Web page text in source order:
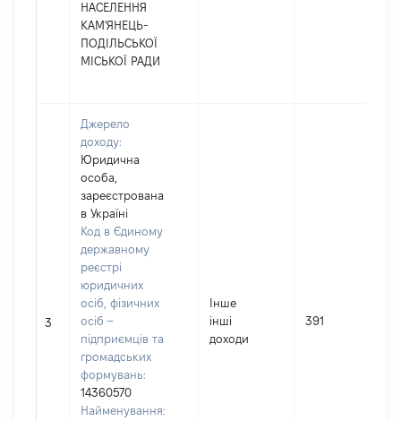
НАСЕЛЕННЯ
КАМ'ЯНЕЦЬ-
ПОДІЛЬСЬКОЇ
МІСЬКОЇ РАДИ
3
Джерело
доходу:
Юридична
особа,
зареєстрована
в Україні
Код в Єдиному
державному
реєстрі
юридичних
осіб, фізичних
осіб –
підприємців та
громадських
формувань:
14360570
Найменування:
Інше
інші
доходи
391